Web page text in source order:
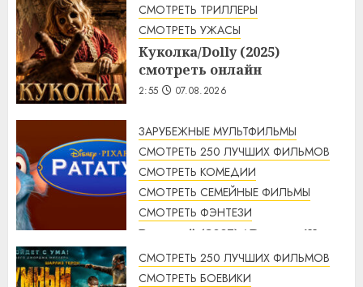
СМОТРЕТЬ ТРИЛЛЕРЫ
СМОТРЕТЬ УЖАСЫ
Куколка/Dolly (2025)
смотреть онлайн
2:55 07.08.2026
ЗАРУБЕЖНЫЕ МУЛЬТФИЛЬМЫ
СМОТРЕТЬ 250 ЛУЧШИХ ФИЛЬМОВ
СМОТРЕТЬ КОМЕДИИ
СМОТРЕТЬ СЕМЕЙНЫЕ ФИЛЬМЫ
СМОТРЕТЬ ФЭНТЕЗИ
Рататуй (2007) / Ratatouille
смотреть онлайн
2:32 07.08.2026
СМОТРЕТЬ 250 ЛУЧШИХ ФИЛЬМОВ
СМОТРЕТЬ БОЕВИКИ